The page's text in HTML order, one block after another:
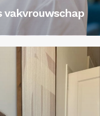
vakvrouwschap